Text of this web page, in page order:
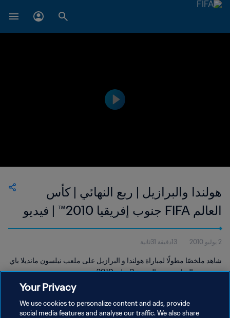
هولندا والبرازيل | ربع النهائي | كأس
العالم FIFA جنوب إفريقيا 2010™ | فيديو
ملخص مطول
2 يوليو 2010 13دقيقة 31ثانية
شاهد ملخصًا مطولًا لمباراة هولندا و البرازيل على ملعب نيلسون مانديلا باي
في بورت إليزابيث يوم الجمعة 2 يوليو 2010.
Your Privacy
We use cookies to personalize content and ads, provide
social media features and analyse our traffic. We also share